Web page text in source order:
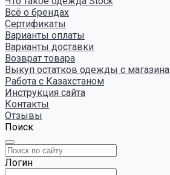
Всё о брендах
Сертификаты
Варианты оплаты
Варианты доставки
Возврат товара
Выкуп остатков одежды с магазина
Работа с Казахстаном
Инструкция сайта
Контакты
Отзывы
Поиск
Логин